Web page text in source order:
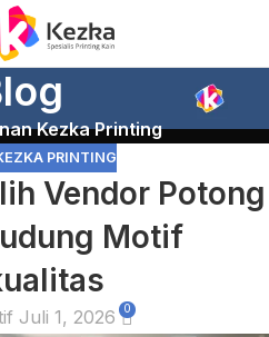
Kezka Printing
PRINTING
Vendor Potong
Motif
Juli 1, 2026 0